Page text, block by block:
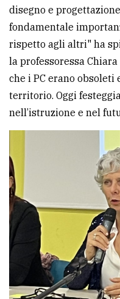
disegno e
fondamentale
rispetto agli altri" ha
la professoressa
che i PC erano
territorio. Oggi
nell’istruzione e nel